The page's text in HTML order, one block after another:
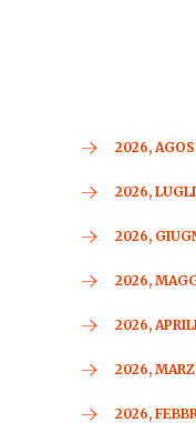
2026,
2026,
2026,
2026,
2026,
2026,
2026,